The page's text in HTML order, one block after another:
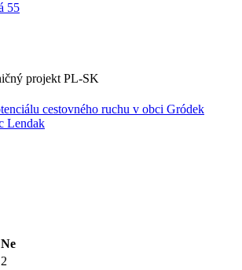
55
cestovného ruchu v obci Gródek
Lendak
Ne
2